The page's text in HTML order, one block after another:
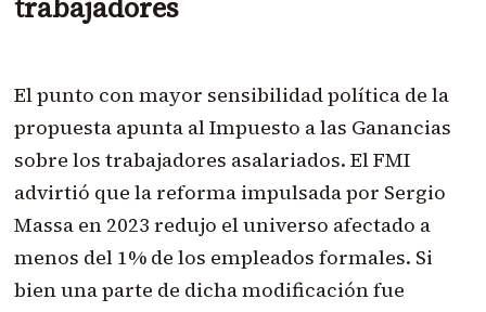
El punto con mayor sensibilidad política de la
propuesta apunta al Impuesto a las Ganancias
sobre los trabajadores asalariados. El FMI
advirtió que la reforma impulsada por Sergio
Massa en 2023 redujo el universo afectado a
menos del 1% de los empleados formales. Si
bien una parte de dicha modificación fue